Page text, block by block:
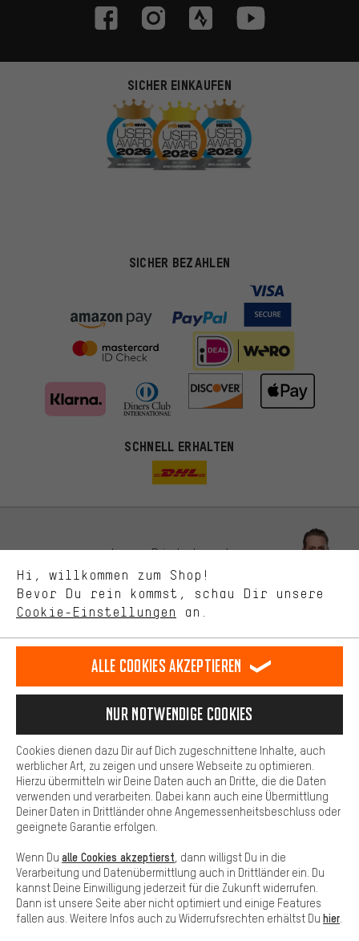
SICHER EINKAUFEN
SICHER BEZAHLEN
SCHNELL ERHALTEN
Lass Dich beraten
Terminbuchung
Kontaktformular
Unsere Datenschutzerklärung
Sprache"
Deutsch
DE english
EN español
ES français
FR
VERTRAG WIDERRUFEN Aachener Community Affiliateprogramm
Impressum Datenschutz Allgemeine Geschäftsbedingungen
Cookie-Einstellungen Kontrast ändern
Alle Preise verstehen sich in Euro und exkl. MwSt zuzüglich
Versandkosten für Lieferung nachUSA.
Hi, willkommen zum Shop!
Bevor Du rein kommst, schau Dir unsere
Cookie-Einstellungen an.
Du bekommst, statt zufälliger Werbung, genauer passende
Angebote von uns. Diese Cookies helfen uns, Deine Interessen
besser zu erkennen und Dir relevante Produkte und Tipps zu
Uns interessiert, was Du in unserem Shop suchst und brauchst.
selbst Einfluss auf die Verbesserung unserer Webseite und
unseres Shop-Angebots.
Dein Shopping-Erlebnis wird komfortabler. Mit Komfort-Cookies
stellen wir Verknüpfungen zu Social Media Plattformen her. So
können wir dir weitere nützliche Inhalte und Informationen zur
Verfügung stellen. Zudem hast du die Möglichkeit zusätzliche
Services zu nutzen, die es dir erleichtern die richtigen Produkte zu
finden. Beispielsweise bieten wir eine Chat-Funktion an, damit
Fragen schnell und unkompliziert beantwortet werden können.
Basis
Basis-Cookies gewährleisten, dass Du unsere Webseite
grundsätzlich nutzen kannst.
Alle Cookies akzeptieren
Nur Notwendige Cookies
Cookies dienen dazu Dir auf Dich zugeschnittene Inhalte, auch
werblicher Art, zu zeigen und unsere Webseite zu optimieren.
Hierzu übermitteln wir Deine Daten auch an Dritte, die die Daten
verwenden und verarbeiten. Dabei kann auch eine Übermittlung
Deiner Daten in Drittländer ohne Angemessenheitsbeschluss oder
geeignete Garantie erfolgen.
Wenn Du alle Cookies akzeptierst , dann willigst Du in die
Verarbeitung und Datenübermittlung auch in Drittländer ein. Du
kannst Deine Einwilligung jederzeit für die Zukunft widerrufen.
Dann ist unsere Seite aber nicht optimiert und einige Features
fallen aus. Weitere Infos auch zu Widerrufsrechten erhältst Du hier